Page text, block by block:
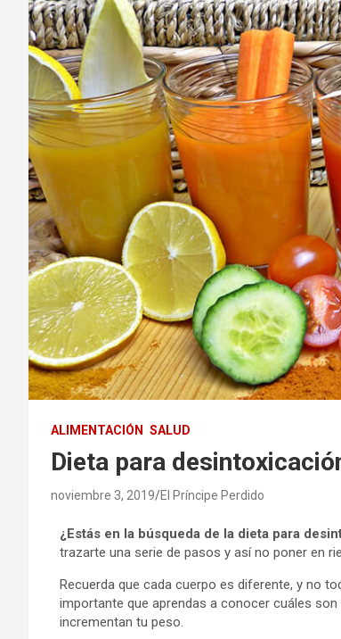
ALIMENTACIÓN SALUD
Dieta para
noviembre 3, 2019 El Príncipe Perdido
¿Estás en la búsqueda de la dieta para
trazarte una serie de pasos y así no poner en
Recuerda que cada cuerpo es diferente, y no
importante que aprendas a conocer cuáles
incrementan tu peso.